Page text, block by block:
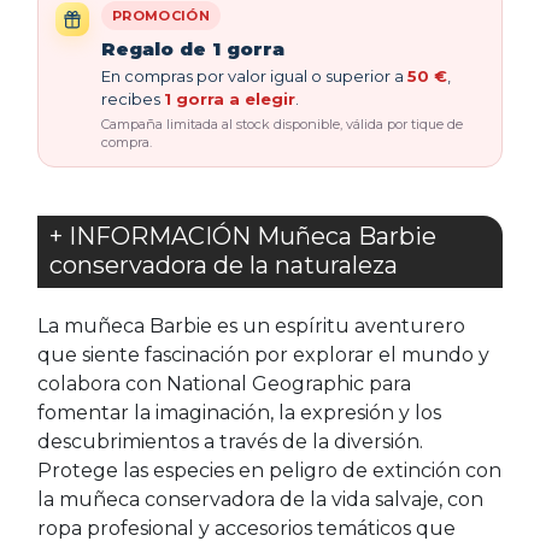
PROMOCIÓN
Regalo de 1 gorra
En compras por valor igual o superior a 50 €
recibes 1 gorra a elegir
Campaña limitada al stock disponible, válida por tique de
compra.
+ INFORMACIÓN Muñeca Barbie
conservadora de la naturaleza
La muñeca Barbie es un espíritu aventurero
que siente fascinación por explorar el mundo y
colabora con National Geographic para
fomentar la imaginación, la expresión y los
descubrimientos a través de la diversión.
Protege las especies en peligro de extinción con
la muñeca conservadora de la vida salvaje, con
ropa profesional y accesorios temáticos que